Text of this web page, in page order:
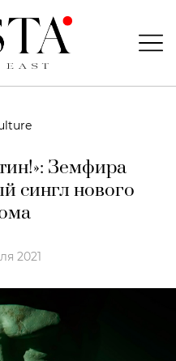
Земфира
сингл нового
2021